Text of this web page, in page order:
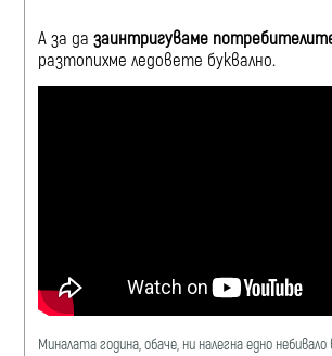
А за дазаинтригуваме
разтопихме ледовете буквално.
Миналата година, обаче, ни налегна едно небивало